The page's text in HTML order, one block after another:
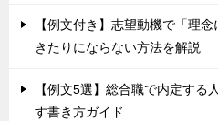
【例文付き】志望動機で「理
きたりにならない方法を解説
【例文5選】総合職で内定する
す書き方ガイド